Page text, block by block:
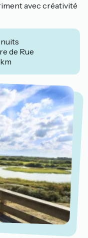
avec créativité
de Rue